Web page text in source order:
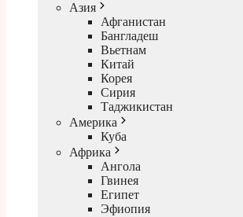
Азия
Афганистан
Бангладеш
Вьетнам
Китай
Корея
Сирия
Таджикистан
Америка
Куба
Африка
Ангола
Гвинея
Египет
Эфиопия